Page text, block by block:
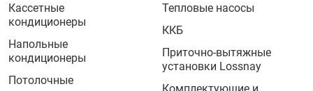
Кассетные
кондиционеры
Напольные
кондиционеры
Потолочные
Тепловые насосы
ККБ
Приточно-вытяжные
установки Lossnay